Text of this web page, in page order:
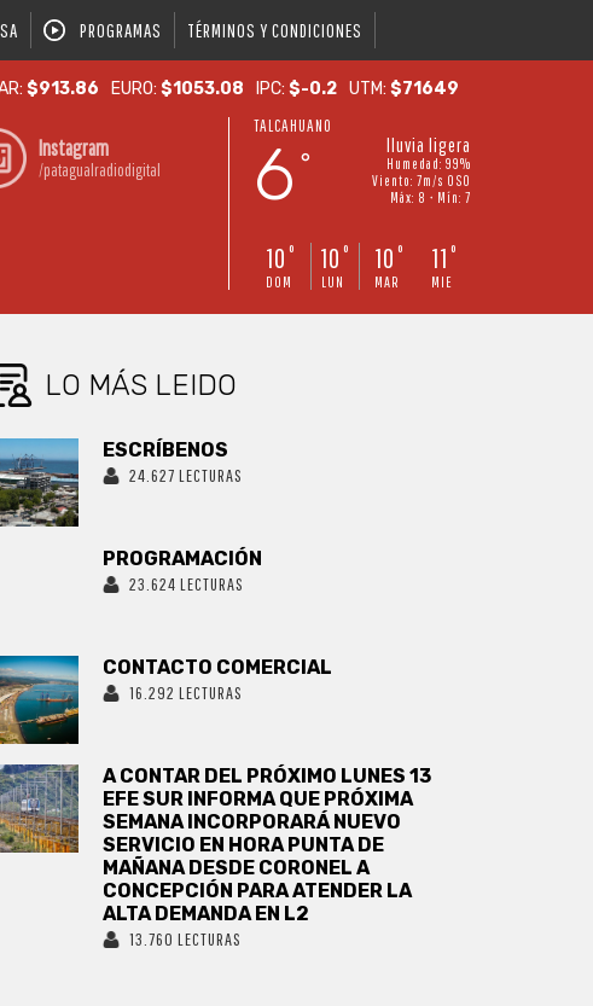
PROGRAMAS TÉRMINOS Y CONDICIONES
$913.86 EURO:$1053.08 IPC:$-0.2 UTM:$71649
Instagram
/patagualradiodigital
TALCAHUANO
6 °
lluvia ligera
Humedad: 99%
Viento: 7m/s OSO
Máx: 8 • Mín: 7
10 °
DOM
10 °
LUN
10 °
MAR
11 °
MIE
LO MÁS LEIDO
ESCRÍBENOS
24.627 LECTURAS
PROGRAMACIÓN
23.624 LECTURAS
CONTACTO COMERCIAL
16.292 LECTURAS
A CONTAR DEL PRÓXIMO LUNES 13
EFE SUR INFORMA QUE PRÓXIMA
SEMANA INCORPORARÁ NUEVO
SERVICIO EN HORA PUNTA DE
MAÑANA DESDE CORONEL A
CONCEPCIÓN PARA ATENDER LA
ALTA DEMANDA EN L2
13.760 LECTURAS